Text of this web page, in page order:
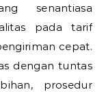
senantiasa
pada tarif
cepat.
dengan tuntas
prosedur